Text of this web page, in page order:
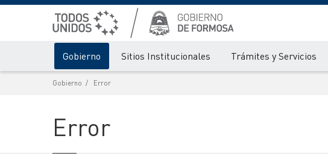
Gobierno Sitios Institucionales Trámites y Servicios
Gobierno Error
Error